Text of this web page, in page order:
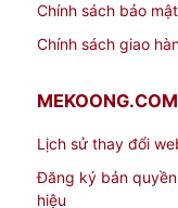
Chính sách bảo mật
Chính sách giao
MEKOONG.COM
Lịch sử thay đổi
Đăng ký bản
hiệu